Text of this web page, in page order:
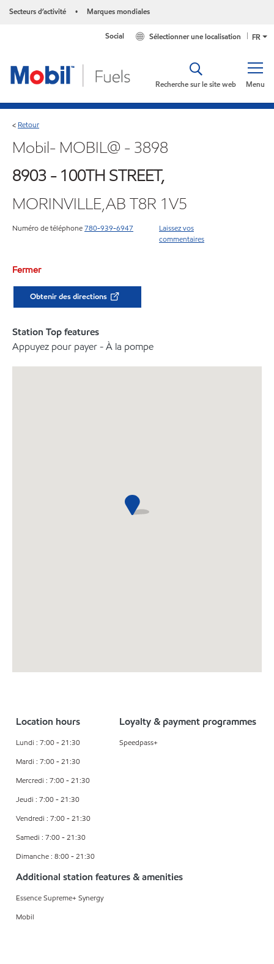
Secteurs d’activité • Marques mondiales
FR
Sélectionner une localisation
Social
Menu
Recherche sur le site web
< Retour
Mobil- MOBIL@ - 3898
8903 - 100TH STREET,
MORINVILLE,AB T8R 1V5
Numéro de téléphone780-939-6947
Laissez vos
commentaires
Fermer
Obtenir des directions
Station Top features
Appuyez pour payer - À la pompe
Location hours
Lundi : 7:00 - 21:30
Mardi : 7:00 - 21:30
Mercredi : 7:00 - 21:30
Jeudi : 7:00 - 21:30
Vendredi : 7:00 - 21:30
Samedi : 7:00 - 21:30
Dimanche : 8:00 - 21:30
Loyalty & payment programmes
Speedpass+
Additional station features & amenities
Essence Supreme+ Synergy
Mobil